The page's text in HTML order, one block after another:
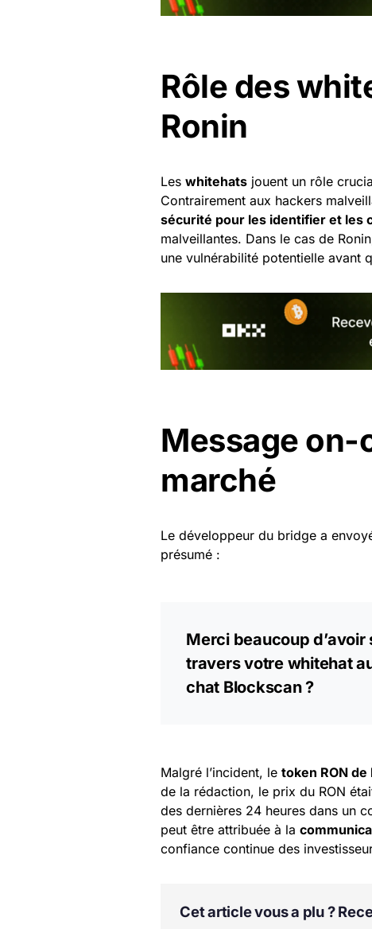
Rôle des
Ronin
Les whitehats jouent un rôle
Contrairement aux hackers
sécurité pour les identifier et les
malveillantes. Dans le cas de
une vulnérabilité potentielle avant
Message on-
marché
Le développeur du bridge a
présumé :
Merci beaucoup
travers votre whitehat
chat Blockscan ?
Malgré l’incident, le token RON de
de la rédaction, le prix du RON
des dernières 24 heures dans un
peut être attribuée à la
confiance continue des
Cet article vous a plu ?